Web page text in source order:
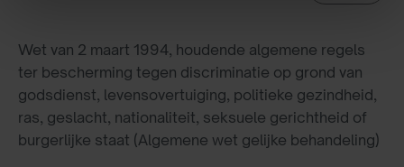
Wet van 2 maart 1994, houdende algemene regels
ter bescherming tegen discriminatie op grond van
godsdienst, levensovertuiging, politieke gezindheid,
ras, geslacht, nationaliteit, seksuele gerichtheid of
burgerlijke staat (Algemene wet gelijke behandeling)